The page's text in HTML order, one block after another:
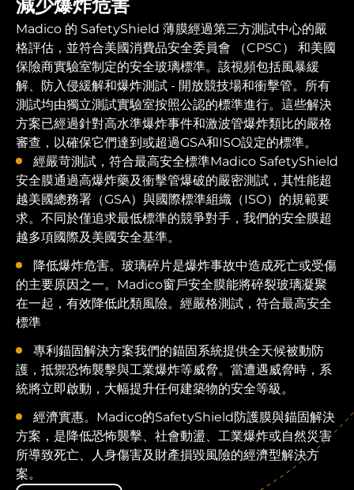
減少爆炸危害
Madico 的 SafetyShield 薄膜經過第三方測試中心的嚴
格評估，並符合美國消費品安全委員會 （CPSC） 和美國
保險商實驗室制定的安全玻璃標準。該視頻包括風暴緩
解、防入侵緩解和爆炸測試 - 開放競技場和衝擊管。所有
測試均由獨立測試實驗室按照公認的標準進行。這些解決
方案已經過針對高水準爆炸事件和激波管爆炸類比的嚴格
審查，以確保它們達到或超過GSA和ISO設定的標準。
經嚴苛測試，符合最高安全標準Madico SafetyShield
安全膜通過高爆炸藥及衝擊管爆破的嚴密測試，其性能超
越美國總務署（GSA）與國際標準組織（ISO）的規範要
求。不同於僅追求最低標準的競爭對手，我們的安全膜超
越多項國際及美國安全基準。
降低爆炸危害。玻璃碎片是爆炸事故中造成死亡或受傷
的主要原因之一。Madico窗戶安全膜能將碎裂玻璃凝聚
在一起，有效降低此類風險。經嚴格測試，符合最高安全
標準
專利錨固解決方案我們的錨固系統提供全天候被動防
護，抵禦恐怖襲擊與工業爆炸等威脅。當遭遇威脅時，系
統將立即啟動，大幅提升任何建築物的安全等級。
經濟實惠。Madico的SafetyShield防護膜與錨固解決
方案，是降低恐怖襲擊、社會動盪、工業爆炸或自然災害
所導致死亡、人身傷害及財產損毀風險的經濟型解決方
案。